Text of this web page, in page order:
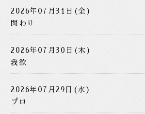
2026年07月31日(金)
関わり
2026年07月30日(木)
我欲
2026年07月29日(水)
プロ